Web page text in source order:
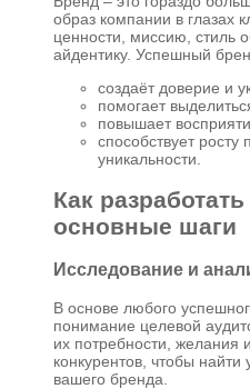
образ компании в глазах
ценности, миссию, стиль
айдентику. Успешный
создаёт доверие и
помогает
повышает
способствует
уникальности.
Как
основные шаги
Исследование и
В основе любого
понимание целевой
их потребности, желания
конкурентов, чтобы
вашего бренда.